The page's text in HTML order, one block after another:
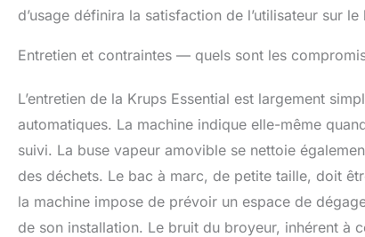
d’usage définira la satisfaction de l’utilisateur sur
Entretien et contraintes — quels sont les
L’entretien de la Krups Essential est largement
automatiques. La machine indique elle-même
suivi. La buse vapeur amovible se nettoie
des déchets. Le bac à marc, de petite taille, doit
la machine impose de prévoir un espace de
de son installation. Le bruit du broyeur, inhérent à